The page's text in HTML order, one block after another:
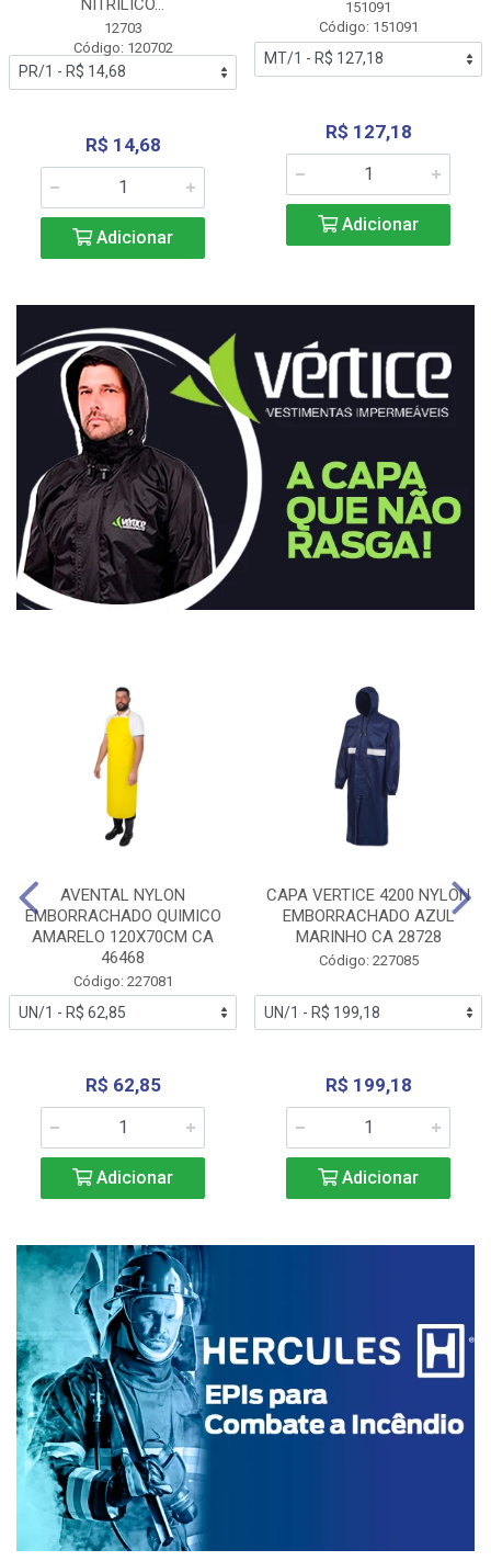
NITRÍLICO...
12703
Código: 120702
R$ 14,68
Adicionar
151091
Código: 151091
R$ 127,18
Adicionar
AVENTAL NYLON
EMBORRACHADO QUIMICO
AMARELO 120X70CM CA
46468
Código: 227081
R$ 62,85
Adicionar
CAPA VERTICE 4200 NYLON
EMBORRACHADO AZUL
MARINHO CA 28728
Código: 227085
R$ 199,18
Adicionar